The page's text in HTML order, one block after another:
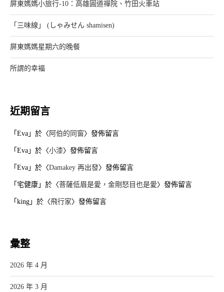
屏東媽媽小旅行-10：高雄圓道禪院、竹田火車站
「三味線」 (しゃみせん shamisen)
屏東媽媽星期六的晚餐
所謂的幸褔
近期留言
「 Eva 」於〈 阿伯的同窗〉發佈留言
「 Eva 」於〈小漆〉發佈留言
「 Eva 」於〈Damakey 再出發〉發佈留言
「 宅健康 」於〈菩薩低眉是愛，金剛怒目也是愛〉發佈留言
「 king 」於〈飛行家〉發佈留言
彙整
2026 年 4 月
2026 年 3 月